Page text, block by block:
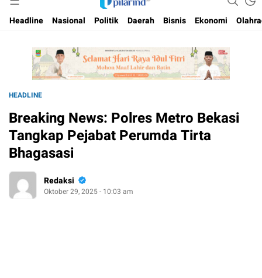
Pilarind.id
Dimana Arah Bangsa Bermula
Headline
Nasional Politik Daerah Bisnis Ekonomi
HEADLINE
Breaking News: Polres Metro Bekasi
Tangkap Pejabat Perumda Tirta
Bhagasasi
Redaksi
Oktober 29, 2025 - 10:03 am